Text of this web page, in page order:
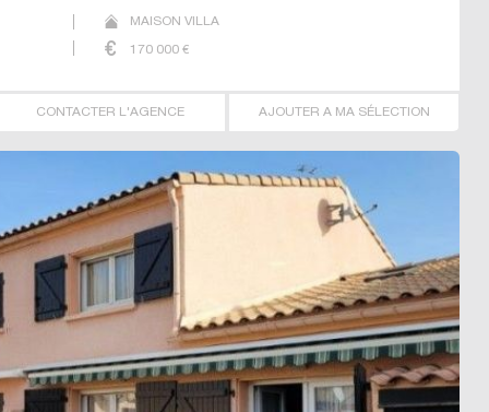
MAISON VILLA
170 000 €
CONTACTER L'AGENCE AJOUTER A MA SÉLECTION